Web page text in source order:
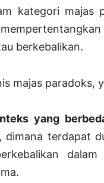
kategori majas
berkebalikan.
majas paradoks,
yang
, dimana terdapat